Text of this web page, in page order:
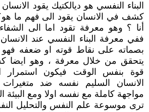
البناء النفسي هو ديالكتيك يقود
كشف في الانسان يقود الى فهم ما
أنا ؟ وهو معرفة تقود اما الى
ففي معرفة البناء النفسي عند
بصماته على نقاط قوته او ضعفه
يتحقق من خلال معرفة ، وهو ايضا
قوة بنفس الوقت فيكون استمرار
الانسان السليم نفسه ضد متغيرات
مواجهة كاملة مع نفسه اولا ومع البيئة
ترى موسوعة علم النفس والتحليل